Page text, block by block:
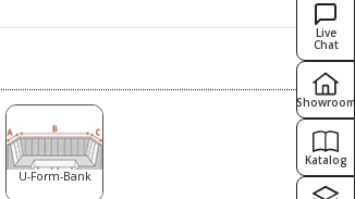
U-Form-Bank
Live
Chat
Showroom
Katalog